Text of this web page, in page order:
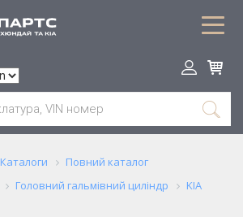
Каталоги
Повний каталог
Головний гальмівний циліндр
KIA